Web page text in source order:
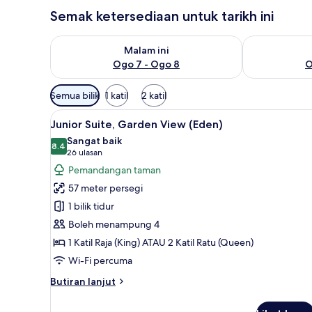
Semak ketersediaan untuk tarikh ini
Malam ini
Ogo 7 - Ogo 8
Semak ketersediaan untuk malam ini Ogo 7 - Ogo 8
Semak
Penapis
yang
tersedia
untuk
bilik
Semua bilik 1 katil 2 katil
Lihat
semua
foto
untuk
Junior
Suite,
Garden
View
(Eden)
Bar mini percuma, peti besi
2
Junior Suite, Garden View (Eden)
8.48.4 daripada 10
Sangat baik
26 ulasan
(26
ulasan)
Pemandangan taman
57 meter persegi
1 bilik tidur
Boleh menampung 4
1 Katil Raja (King) ATAU 2 Katil Ratu (Queen)
Wi-Fi percuma
Butiran lanjut
Butiran